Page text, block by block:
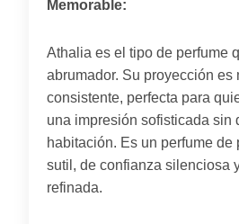
Memorable:
Athalia es el tipo de perfume
abrumador. Su proyección es
consistente, perfecta para
una impresión sofisticada sin
habitación. Es un perfume de
sutil, de confianza silenciosa
refinada.